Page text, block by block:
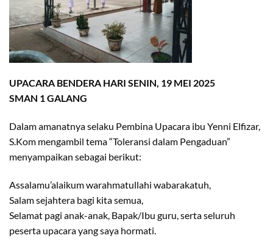
UPACARA BENDERA HARI SENIN, 19 MEI 2025
SMAN 1 GALANG
Dalam amanatnya selaku Pembina Upacara ibu Yenni Elfizar,
S.Kom mengambil tema “Toleransi dalam Pengaduan”
menyampaikan sebagai berikut:
Assalamu’alaikum warahmatullahi wabarakatuh,
Salam sejahtera bagi kita semua,
Selamat pagi anak-anak, Bapak/Ibu guru, serta seluruh
peserta upacara yang saya hormati.